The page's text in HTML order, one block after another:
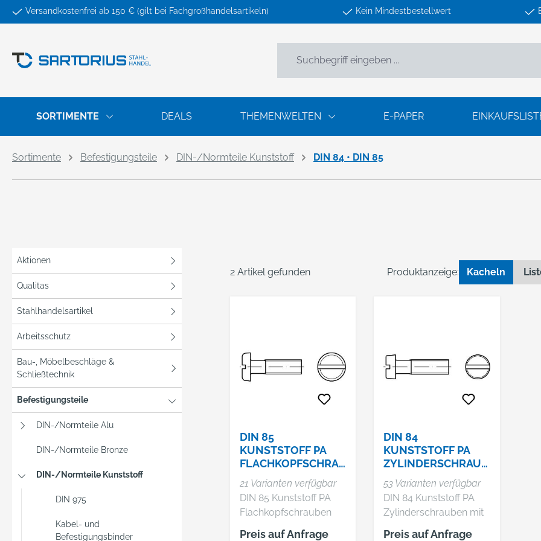
Zur Hauptnavigation springen
Versandkostenfrei ab 150 € (gilt bei Fachgroßhandelsartikeln) Kein Mindestbestellwert
SORTIMENTE DEALS THEMENWELTEN E-PAPER
Sortimente Befestigungsteile DIN-/Normteile Kunststoff DIN 84 • DIN 85
Aktionen
Qualitas
Stahlhandelsartikel
Arbeitsschutz
Bau-, Möbelbeschläge &
Schließtechnik
Befestigungsteile
DIN-/Normteile Alu
DIN-/Normteile Bronze
DIN-/Normteile Kunststoff
DIN 975
Kabel- und
Befestigungsbinder
2 Artikel gefunden Produktanzeige: Kacheln
DIN 85
KUNSTSTOFF PA
FLACHKOPFSCHRA
UBEN MIT SCHLITZ
21 Varianten verfügbar
DIN 85 Kunststoff PA
Flachkopfschrauben
mit Schlitz
Preis auf Anfrage
DIN 84
KUNSTSTOFF PA
ZYLINDERSCHRAUB
EN MIT SCHLITZ
53 Varianten verfügbar
DIN 84 Kunststoff PA
Zylinderschrauben mit
Schlitz
Preis auf Anfrage